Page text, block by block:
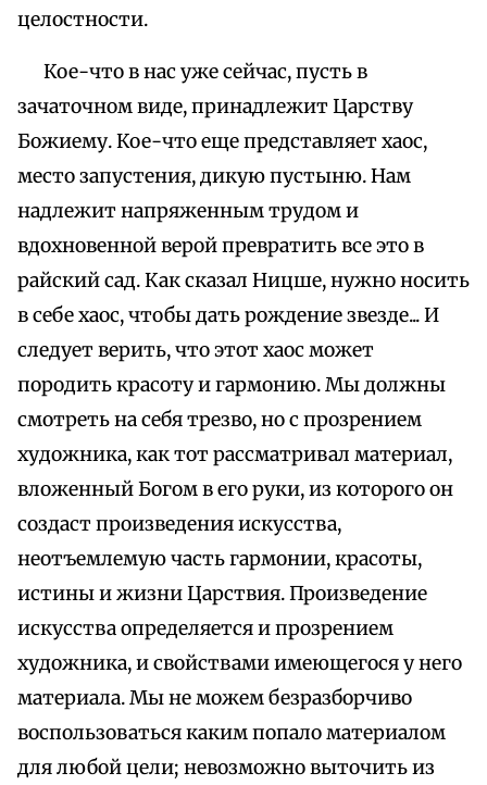
целостности.
Кое-что в нас уже сейчас, пусть в
зачаточном виде, принадлежит Царству
Божиему. Кое-что еще представляет хаос,
место запустения, дикую пустыню. Нам
надлежит напряженным трудом и
вдохновенной верой превратить все это в
райский сад. Как сказал Ницше, нужно носить
в себе хаос, чтобы дать рождение звезде... И
следует верить, что этот хаос может
породить красоту и гармонию. Мы должны
смотреть на себя трезво, но с прозрением
художника, как тот рассматривал материал,
вложенный Богом в его руки, из которого он
создаст произведения искусства,
неотъемлемую часть гармонии, красоты,
истины и жизни Царствия. Произведение
искусства определяется и прозрением
художника, и свойствами имеющегося у него
материала. Мы не можем безразборчиво
воспользоваться каким попало материалом
для любой цели; невозможно выточить из